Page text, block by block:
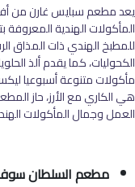
يعد مطعم سبايس غارن من
المأكولات الهندية المعروفة
للمطبخ الهندي ذات المذاق
الكحوليات، كما يقدم ألذ
مأكولات متنوعة أسبوعيا
هي الكاري مع الأرز، حاز
العمل وجمال المأكولات
مطعم السلطان